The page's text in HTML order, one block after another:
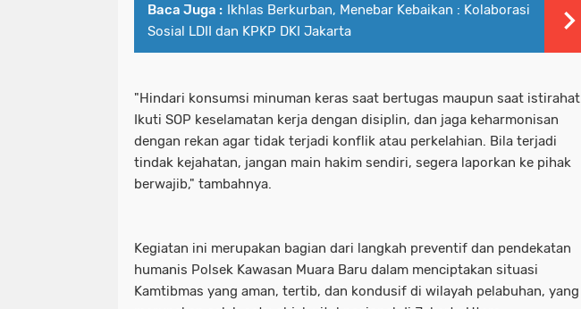
Baca Juga : Ikhlas Berkurban, Menebar Kebaikan : Kolaborasi
Sosial LDII dan KPKP DKI Jakarta
"Hindari konsumsi minuman keras saat bertugas maupun saat istirahat.
Ikuti SOP keselamatan kerja dengan disiplin, dan jaga keharmonisan
dengan rekan agar tidak terjadi konflik atau perkelahian. Bila terjadi
tindak kejahatan, jangan main hakim sendiri, segera laporkan ke pihak
berwajib," tambahnya.
Kegiatan ini merupakan bagian dari langkah preventif dan pendekatan
humanis Polsek Kawasan Muara Baru dalam menciptakan situasi
Kamtibmas yang aman, tertib, dan kondusif di wilayah pelabuhan, yang